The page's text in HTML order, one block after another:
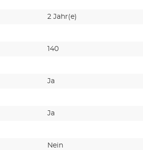
2 Jahr(e)
140
Ja
Ja
Nein